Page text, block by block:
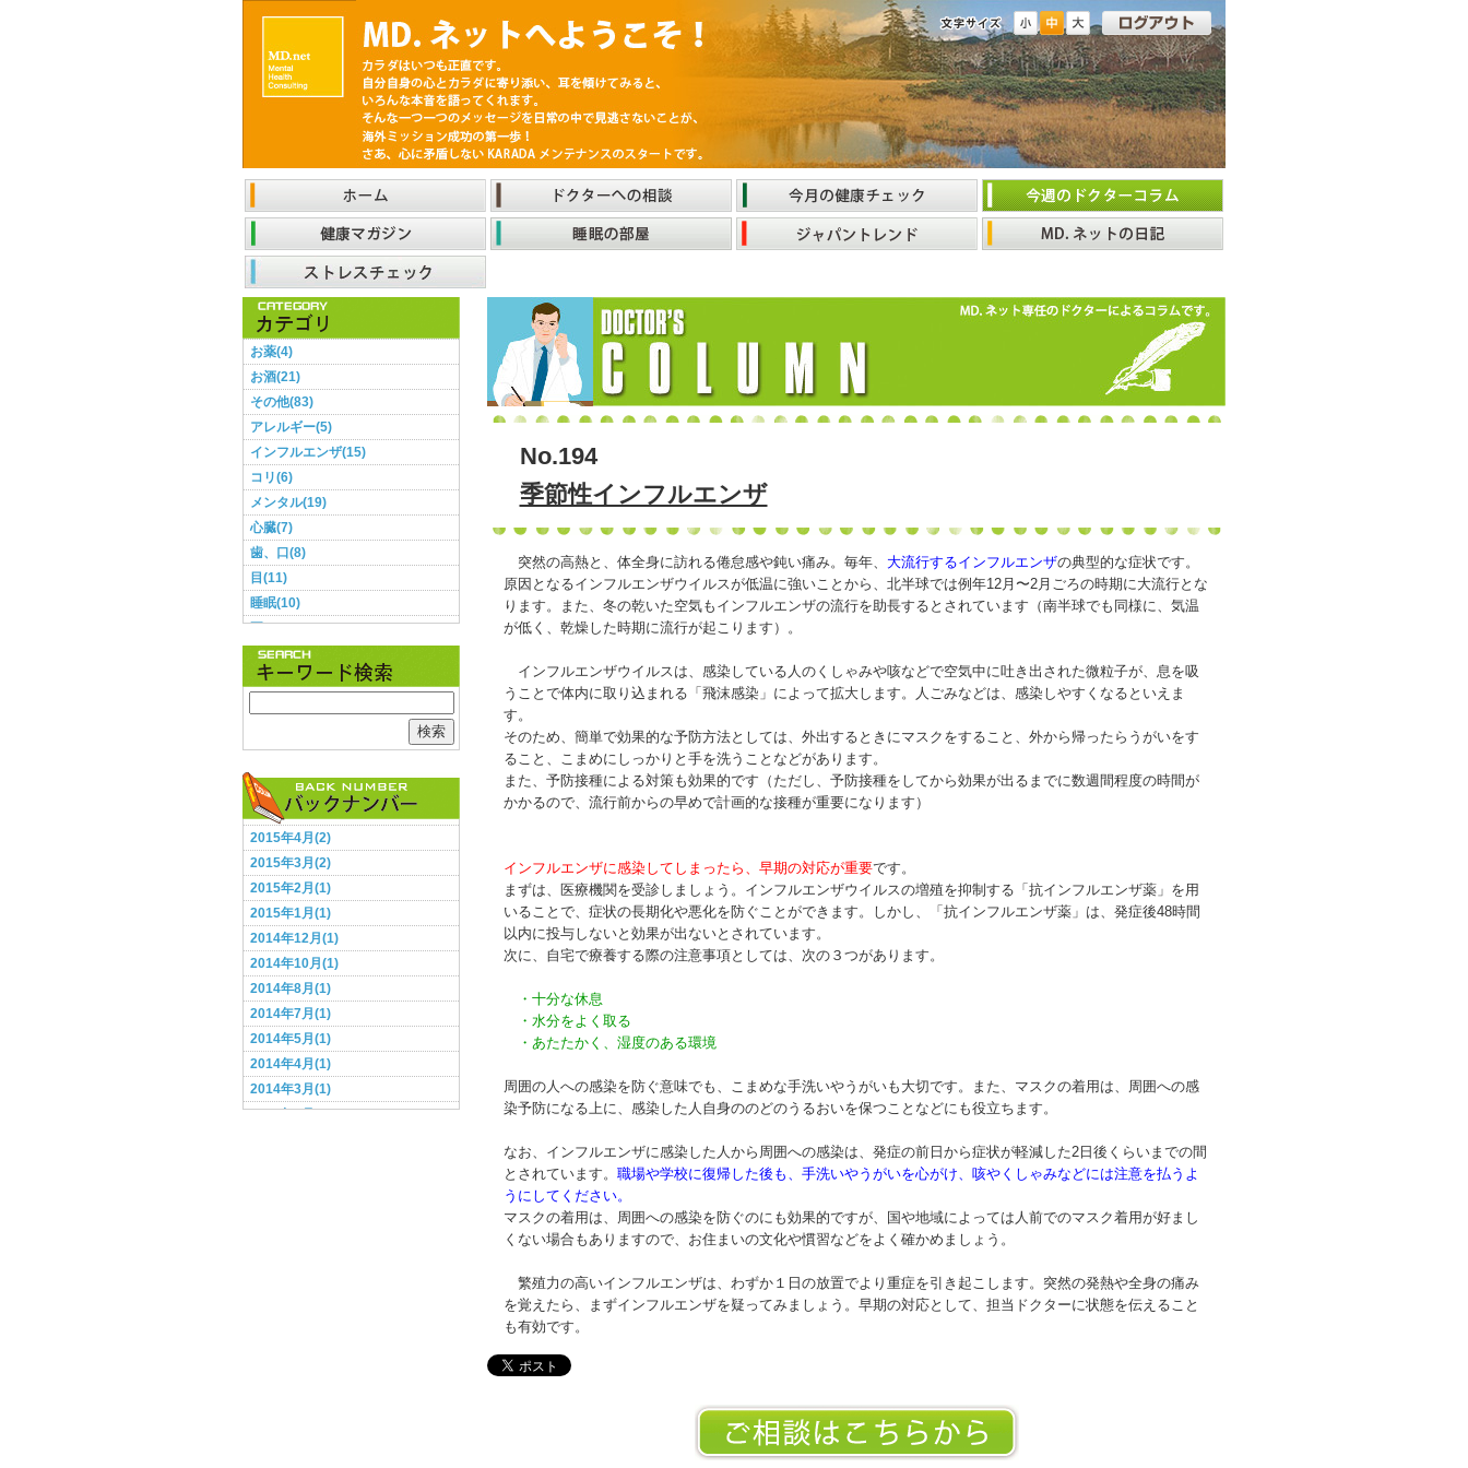
No.194
季節性インフルエンザ
突然の高熱と、体全身に訪れる倦怠感や鈍い痛み。毎年、 大流行するインフルエンザの典型的な症状です。
原因となるインフルエンザウイルスが低温に強いことから、北半球では例年12月〜2月ごろの時期に大流行とな
ります。また、冬の乾いた空気もインフルエンザの流行を助長するとされています（南半球でも同様に、気温
が低く、乾燥した時期に流行が起こります）。
インフルエンザウイルスは、感染している人のくしゃみや咳などで空気中に吐き出された微粒子が、息を吸
うことで体内に取り込まれる「飛沫感染」によって拡大します。人ごみなどは、感染しやすくなるといえま
す。
そのため、簡単で効果的な予防方法としては、外出するときにマスクをすること、外から帰ったらうがいをす
ること、こまめにしっかりと手を洗うことなどがあります。
また、予防接種による対策も効果的です（ただし、予防接種をしてから効果が出るまでに数週間程度の時間が
かかるので、流行前からの早めで計画的な接種が重要になります）
インフルエンザに感染してしまったら、早期の対応が重要です。
まずは、医療機関を受診しましょう。インフルエンザウイルスの増殖を抑制する「抗インフルエンザ薬」を用
いることで、症状の長期化や悪化を防ぐことができます。しかし、「抗インフルエンザ薬」は、発症後48時間
以内に投与しないと効果が出ないとされています。
次に、自宅で療養する際の注意事項としては、次の３つがあります。
・十分な休息
・水分をよく取る
・あたたかく、湿度のある環境
周囲の人への感染を防ぐ意味でも、こまめな手洗いやうがいも大切です。また、マスクの着用は、周囲への感
染予防になる上に、感染した人自身ののどのうるおいを保つことなどにも役立ちます。
なお、インフルエンザに感染した人から周囲への感染は、発症の前日から症状が軽減した2日後くらいまでの間
とされています。 職場や学校に復帰した後も、手洗いやうがいを心がけ、咳やくしゃみなどには注意を払うよ
うにしてください。
マスクの着用は、周囲への感染を防ぐのにも効果的ですが、国や地域によっては人前でのマスク着用が好まし
くない場合もありますので、お住まいの文化や慣習などをよく確かめましょう。
繁殖力の高いインフルエンザは、わずか１日の放置でより重症を引き起こします。突然の発熱や全身の痛み
を覚えたら、まずインフルエンザを疑ってみましょう。早期の対応として、担当ドクターに状態を伝えること
も有効です。
お薬(4)
お酒(21)
その他(83)
アレルギー(5)
インフルエンザ(15)
コリ(6)
メンタル(19)
心臓(7)
歯、口(8)
目(11)
睡眠(10)
耳(3)
肌(9)
肺(2)
脳(12)
腰(5)
血圧(8)
足(5)
頭(13)
食事(28)
鼻(2)
検索
2015年4月(2)
2015年3月(2)
2015年2月(1)
2015年1月(1)
2014年12月(1)
2014年10月(1)
2014年8月(1)
2014年7月(1)
2014年5月(1)
2014年4月(1)
2014年3月(1)
2014年2月(1)